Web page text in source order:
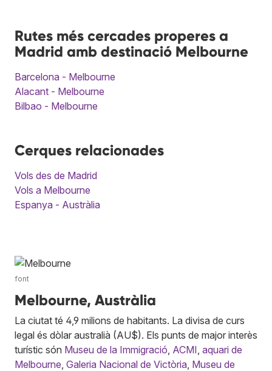
Rutes més cercades properes a
Madrid amb destinació Melbourne
Barcelona - Melbourne
Alacant - Melbourne
Bilbao - Melbourne
Cerques relacionades
Vols des de Madrid
Vols a Melbourne
Espanya - Austràlia
font
Melbourne, Austràlia
La ciutat té 4,9 milions de habitants. La divisa de curs
legal és dòlar australià (AU$). Els punts de major interès
turístic són Museu de la Immigració ACMI aquari de
Melbourne Galeria Nacional de Victòria Museu de